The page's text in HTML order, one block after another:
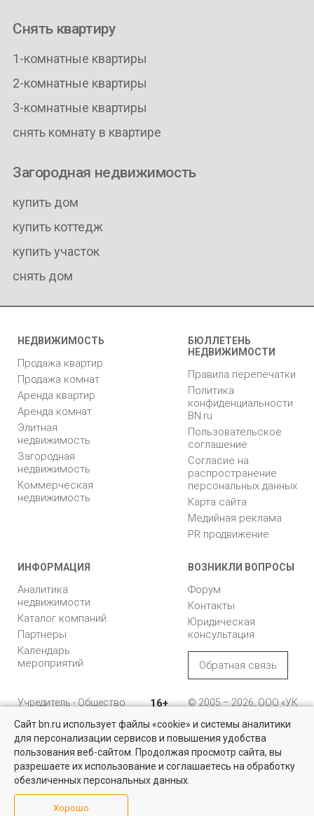
Снять квартиру
1-комнатные квартиры
2-комнатные квартиры
3-комнатные квартиры
снять комнату в квартире
Загородная недвижимость
купить дом
купить коттедж
купить участок
снять дом
НЕДВИЖИМОСТЬ
Продажа квартир
Продажа комнат
Аренда квартир
Аренда комнат
Элитная
недвижимость
Загородная
недвижимость
Коммерческая
недвижимость
БЮЛЛЕТЕНЬ
НЕДВИЖИМОСТИ
Правила перепечатки
Политика
конфиденциальности
BN.ru
Пользовательское
соглашение
Согласие на
распространение
персональных данных
Карта сайта
Медийная реклама
PR продвижение
ИНФОРМАЦИЯ
Аналитика
недвижимости
Каталог компаний
Партнеры
Календарь
мероприятий
ВОЗНИКЛИ ВОПРОСЫ
Форум
Контакты
Юридическая
консультация
Обратная связь
Учредитель - Общество
ответственностью
"Управляющая
компания "Бюллетень
недвижимости"
16+
© 2005 – 2026, ООО «УК
196105, Санкт-
Петербург, пр. Юрия
Гагарина, 1
8 (812) 331-93-56
reklama@bn.ru
Сайт bn.ru использует файлы «cookie» и системы аналитики
для персонализации сервисов и повышения удобства
пользования веб-сайтом. Продолжая просмотр сайта, вы
разрешаете их использование и соглашаетесь на обработку
обезличенных персональных данных.
Хорошо